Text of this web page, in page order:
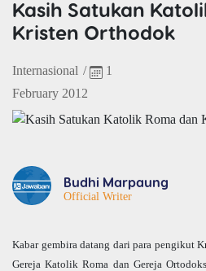
Kasih Satukan
Kristen Orthodok
Internasional /
1
February 2012
Budhi Marpaung
Official Writer
Kabar gembira datang dari para pengikut
Gereja Katolik Roma dan Gereja